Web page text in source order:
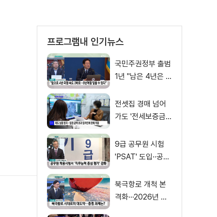
프로그램내 인기뉴스
국민주권정부 출범
1년 "남은 4년은 8
전셋집 경매 넘어
가도 '전세보증금'
9급 공무원 시험
'PSAT' 도입··공정
북극항로 개척 본
격화···2026년 해